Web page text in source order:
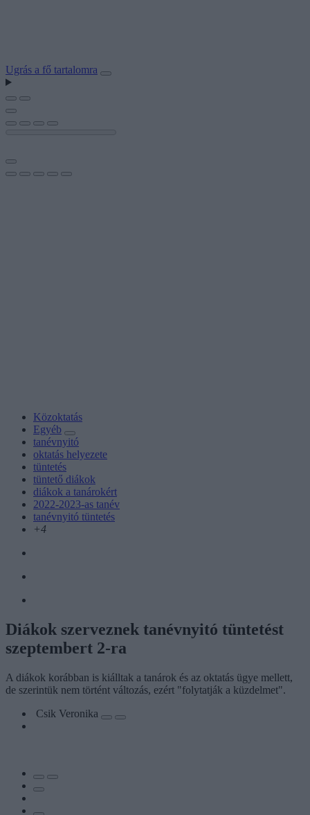
Ugrás a fő tartalomra
Közoktatás
Egyéb
tanévnyitó
oktatás helyezete
tüntetés
tüntető diákok
diákok a tanárokért
2022-2023-as tanév
tanévnyitó tüntetés
+4
Diákok szerveznek tanévnyitó tüntetést
szeptembert 2-ra
A diákok korábban is kiálltak a tanárok és az oktatás ügye mellett,
de szerintük nem történt változás, ezért "folytatják a küzdelmet".
Csik Veronika